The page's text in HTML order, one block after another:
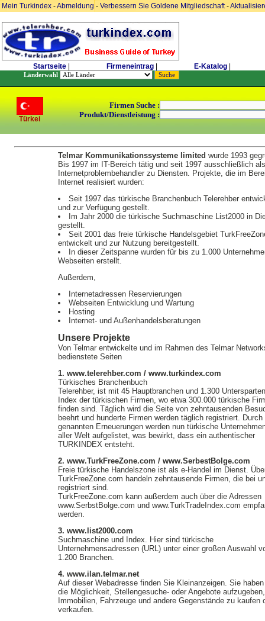
Mein Turkindex -Abmeldung- Verbessern Sie Goldene Mitgliedschaft-
Startseite Firmeneintrag E-Katalog
Länderwahl
Türkei
Firmen Suche :
Produkt/Dienstleistung :
Telmar Kommunikationssysteme limited wurde 1993
Bis 1997 im IT-Bereich tätig und seit 1997 ausschließlich als
Internetproblembehandler zu Diensten. Projekte, die im
Internet realisiert wurden:
Seit 1997 das türkische Branchenbuch Telerehber
und zur Verfügung gestellt.
Im Jahr 2000 die türkische Suchmaschine List2000 in
gestellt.
Seit 2001 das freie türkische Handelsgebiet
entwickelt und zur Nutzung bereitgestellt.
In dieser Zeitspanne wurden für bis zu 1.000
Webseiten erstellt.
Außerdem,
Internetadressen Reservierungen
Webseiten Entwicklung und Wartung
Hosting
Internet- und Außenhandelsberatungen
Unsere Projekte
Von Telmar entwickelte und im Rahmen des Telmar
bedienstete Seiten
1. www.telerehber.com / www.turkindex.com
Türkisches Branchenbuch
Telerehber, ist mit 45 Hauptbranchen und 1.300
Index der türkischen Firmen, wo etwa 300.000 türkische
finden sind. Täglich wird die Seite von zehntausenden
beehrt und hunderte Firmen werden täglich registriert. Durch
genannten Erneuerungen werden nun türkische
aller Welt aufgelistet, was bewirkt, dass ein authentischer
TURKINDEX entsteht.
2. www.TurkFreeZone.com / www.SerbestBolge.com
Freie türkische Handelszone ist als e-Handel im Dienst.
TurkFreeZone.com handeln zehntausende Firmen, die bei
registriert sind.
TurkFreeZone.com kann außerdem auch über die Adressen
www.SerbstBolge.com und www.TurkTradeIndex.com
werden.
3. www.list2000.com
Suchmaschine und Index. Hier sind türkische
Unternehmensadressen (URL) unter einer großen Auswahl
1.200 Branchen.
4. www.ilan.telmar.net
Auf dieser Webadresse finden Sie Kleinanzeigen. Sie
die Möglichkeit, Stellengesuche- oder Angebote aufzugeben,
Immobilien, Fahrzeuge und andere Gegenstände zu kaufen
verkaufen.